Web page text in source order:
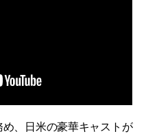
、日米の豪華キャストが